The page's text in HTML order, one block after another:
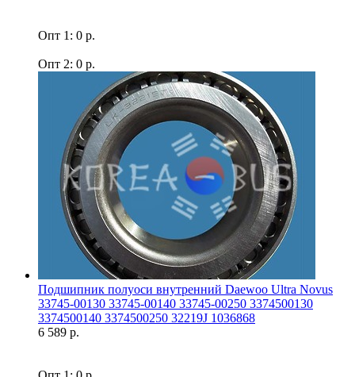
Опт 1: 0 р.
Опт 2: 0 р.
Подшипник полуоси внутренний Daewoo Ultra Novus
33745-00130 33745-00140 33745-00250 3374500130
3374500140 3374500250 32219J 1036868
6 589 р.